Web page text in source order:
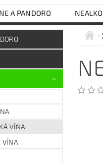
A PANDORO
EXTRA PANENSKÝ OLIVOVÝ
DÁRKOVÉ BALENÍ
VÍNA
VÍNA